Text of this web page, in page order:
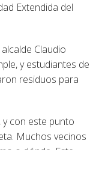
Extendida del
Claudio
y estudiantes de
residuos para
y con este punto
Muchos vecinos
o dónde. Este